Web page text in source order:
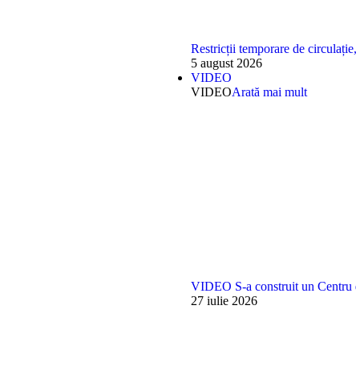
Restricții temporare de
5 august 2026
VIDEO
VIDEOArată mai mult
VIDEO S-a construit un Centru
27 iulie 2026